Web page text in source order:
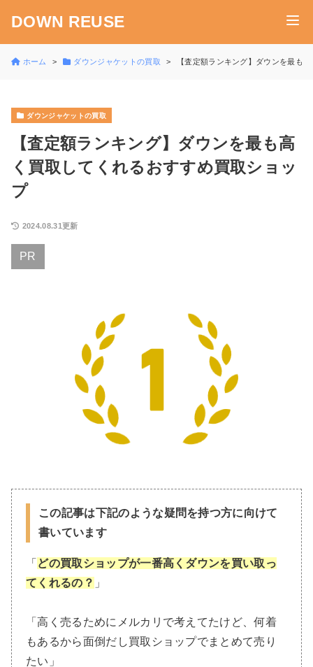
DOWN REUSE
ホーム ダウンジャケットの買取 【査定額ランキング】ダウンを最も
ダウンジャケットの買取
【査定額ランキング】ダウンを最も高
く買取してくれるおすすめ買取ショッ
プ
2024.08.31更新
PR
この記事は下記のような疑問を持つ方に向けて
書いています
「 どの買取ショップが一番高くダウンを買い取っ
てくれるの？ 」
「高く売るためにメルカリで考えてたけど、何着
もあるから面倒だし買取ショップでまとめて売り
たい」